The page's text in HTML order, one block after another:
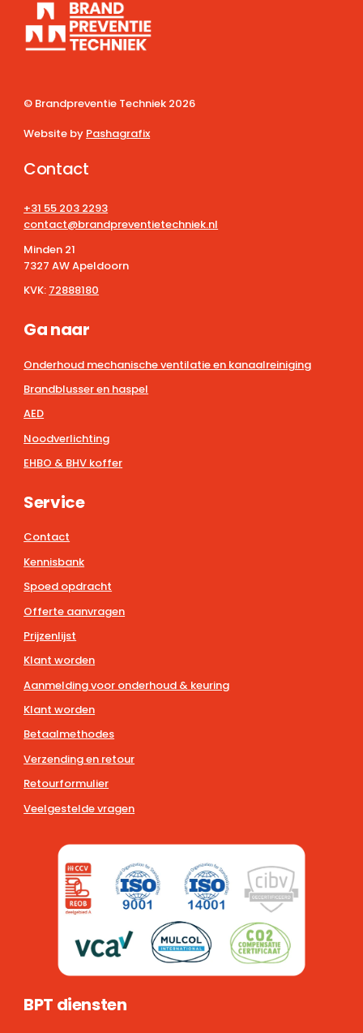
© Brandpreventie Techniek 2026
Website by Pashagrafix
Contact
+31 55 203 2293
contact@brandpreventietechniek.nl
Minden 21
7327 AW Apeldoorn
KVK: 72888180
Ga naar
Onderhoud mechanische ventilatie en kanaalreiniging
Brandblusser en haspel
AED
Noodverlichting
EHBO & BHV koffer
Service
Contact
Kennisbank
Spoed opdracht
Offerte aanvragen
Prijzenlijst
Klant worden
Aanmelding voor onderhoud & keuring
Klant worden
Betaalmethodes
Verzending en retour
Retourformulier
Veelgestelde vragen
BPT diensten